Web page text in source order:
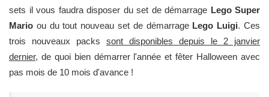
sets il vous faudra disposer du set de démarrage Lego Super
Mario ou du tout nouveau set de démarrage Lego Luigi. Ces
trois nouveaux packs sont disponibles depuis le 2 janvier
dernier, de quoi bien démarrer l'année et fêter Halloween avec
pas mois de 10 mois d'avance !